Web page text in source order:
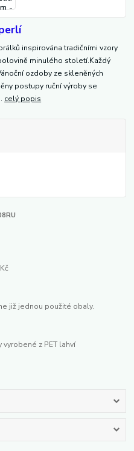
inspirována tradičními vzory
minulého století.Každý
ozdoby ze skleněných
postupy ruční výroby se
celý popis
již jednou použité obaly.
z PET lahví